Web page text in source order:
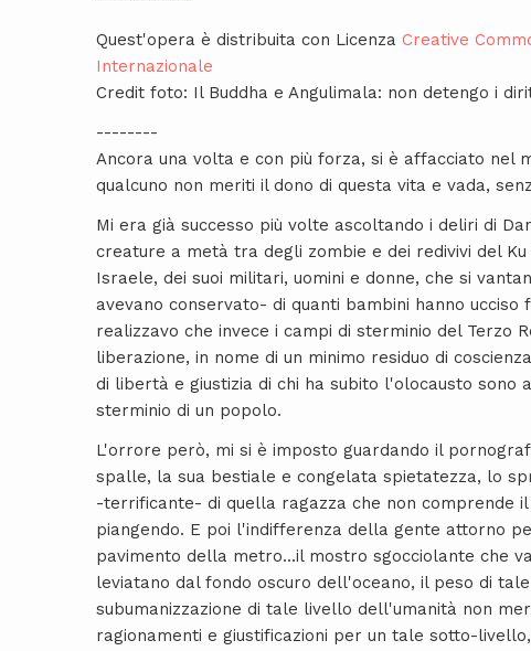
Quest'opera è distribuita con Licenza Creative
Internazionale
Credit foto: Il Buddha e Angulimala: non detengo i
--------
Ancora una volta e con più forza, si è affacciato nel
qualcuno non meriti il dono di questa vita e vada,
Mi era già successo più volte ascoltando i deliri di
creature a metà tra degli zombie e dei redivivi del
Israele, dei suoi militari, uomini e donne, che si
avevano conservato- di quanti bambini hanno
realizzavo che invece i campi di sterminio del Terzo
liberazione, in nome di un minimo residuo di
di libertà e giustizia di chi ha subito l'olocausto
sterminio di un popolo.
L'orrore però, mi si è imposto guardando il
spalle, la sua bestiale e congelata spietatezza, lo
-terrificante- di quella ragazza che non comprende
piangendo. E poi l'indifferenza della gente attorno
pavimento della metro...il mostro sgocciolante che
leviatano dal fondo oscuro dell'oceano, il peso di
subumanizzazione di tale livello dell'umanità non
ragionamenti e giustificazioni per un tale sotto-